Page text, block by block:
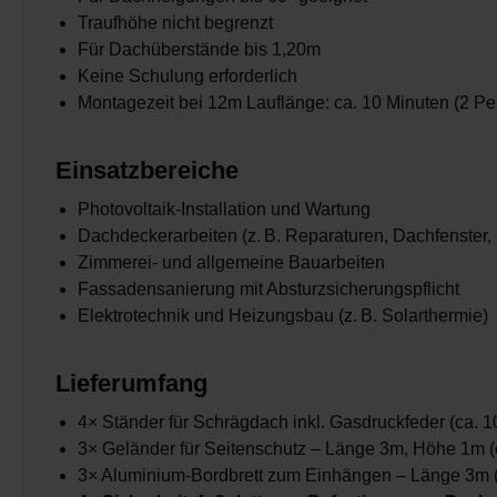
Traufhöhe nicht begrenzt
Für Dachüberstände bis 1,20m
Keine Schulung erforderlich
Montagezeit bei 12m Lauflänge: ca. 10 Minuten (2
Einsatzbereiche
Photovoltaik-Installation und Wartung
Dachdeckerarbeiten (z. B. Reparaturen, Dachfenster,
Zimmerei- und allgemeine Bauarbeiten
Fassadensanierung mit Absturzsicherungspflicht
Elektrotechnik und Heizungsbau (z. B. Solarthermie)
Lieferumfang
4× Ständer für Schrägdach inkl. Gasdruckfeder (ca.
3× Geländer für Seitenschutz – Länge 3m, Höhe 1m
3× Aluminium-Bordbrett zum Einhängen – Länge 3m